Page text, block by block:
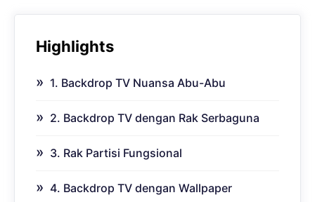
Highlights
1. Backdrop TV Nuansa Abu-Abu
2. Backdrop TV dengan Rak Serbaguna
3. Rak Partisi Fungsional
4. Backdrop TV dengan Wallpaper